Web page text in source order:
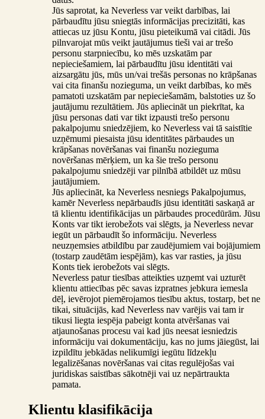
Jūs saprotat, ka Neverless var veikt darbības, lai
pārbaudītu jūsu sniegtās informācijas precizitāti, kas
attiecas uz jūsu Kontu, jūsu pieteikumā vai citādi. Jūs
pilnvarojat mūs veikt jautājumus tieši vai ar trešo
personu starpniecību, ko mēs uzskatām par
nepieciešamiem, lai pārbaudītu jūsu identitāti vai
aizsargātu jūs, mūs un/vai trešās personas no krāpšanas
vai cita finanšu nozieguma, un veikt darbības, ko mēs
pamatoti uzskatām par nepieciešamām, balstoties uz šo
jautājumu rezultātiem. Jūs apliecināt un piekrītat, ka
jūsu personas dati var tikt izpausti trešo personu
pakalpojumu sniedzējiem, ko Neverless vai tā saistītie
uzņēmumi piesaista jūsu identitātes pārbaudes un
krāpšanas novēršanas vai finanšu nozieguma
novēršanas mērķiem, un ka šie trešo personu
pakalpojumu sniedzēji var pilnībā atbildēt uz mūsu
jautājumiem.
Jūs apliecināt, ka Neverless nesniegs Pakalpojumus,
kamēr Neverless nepārbaudīs jūsu identitāti saskaņā ar
tā klientu identifikācijas un pārbaudes procedūrām. Jūsu
Konts var tikt ierobežots vai slēgts, ja Neverless nevar
iegūt un pārbaudīt šo informāciju. Neverless
neuzņemsies atbildību par zaudējumiem vai bojājumiem
(tostarp zaudētām iespējām), kas var rasties, ja jūsu
Konts tiek ierobežots vai slēgts.
Neverless patur tiesības atteikties uzņemt vai uzturēt
klientu attiecības pēc savas izpratnes jebkura iemesla
dēļ, ievērojot piemērojamos tiesību aktus, tostarp, bet ne
tikai, situācijās, kad Neverless nav varējis vai tam ir
tikusi liegta iespēja pabeigt konta atvēršanas vai
atjaunošanas procesu vai kad jūs neesat iesniedzis
informāciju vai dokumentāciju, kas no jums jāiegūst, lai
izpildītu jebkādas nelikumīgi iegūtu līdzekļu
legalizēšanas novēršanas vai citas regulējošas vai
juridiskas saistības sākotnēji vai uz nepārtraukta
pamata.
Klientu klasifikācija